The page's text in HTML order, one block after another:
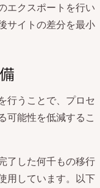
エクスポートを行い
サイトの差分を最小
行うことで、プロセ
可能性を低減するこ
了した何千もの移行
用しています。以下